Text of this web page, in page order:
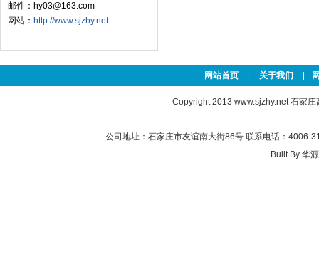
邮件：hy03@163.com
网站： http://www.sjzhy.net
网站首页 关于我们
Copyright 2013 www.sjzhy.net石家庄
公司地址：石家庄市友谊南大街86号 联系电话：4006-
Built By 华